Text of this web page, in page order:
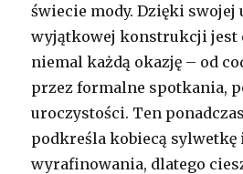
świecie mody. Dzięki
wyjątkowej konstrukcji jest
niemal każdą okazję – od
przez formalne spotkania,
uroczystości. Ten
podkreśla kobiecą sylwetkę
wyrafinowania, dlatego